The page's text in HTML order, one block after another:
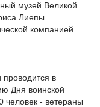
музей Великой
Лиепы
компанией
в
Дня воинской
человек - ветераны